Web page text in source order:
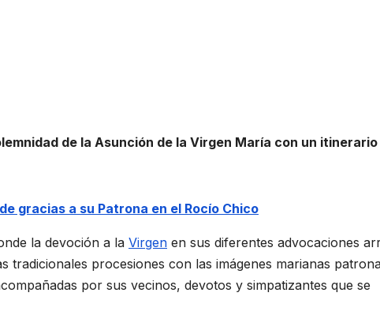
de la Asunción de la Virgen María con un itinerario
gracias a su Patrona en el Rocío Chico
la devoción a la Virgen en sus diferentes advocaciones
tradicionales procesiones con las imágenes marianas
por sus vecinos, devotos y simpatizantes que se